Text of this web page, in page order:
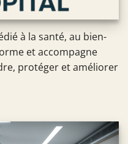
à la santé, au bien-
et accompagne
protéger et améliorer